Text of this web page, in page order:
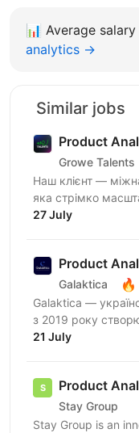
📊 Average
analytics →
Similar jobs
Product
Growe Talents
Наш клієнт —
яка стрімко
позицію в
27 July
Product
Galaktica 🔥
Galaktica —
з 2019 року
вебпродукти для
21 July
Product
Stay Group
Stay Group is an